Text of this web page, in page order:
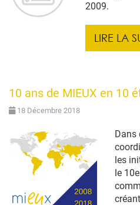
2009.
LIRE LA
10 ans de MIEUX en 10
18 Décembre 2018
Dans
les
le